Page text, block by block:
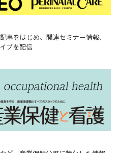
事をはじめ、関連セミナー情報、
ブを配信